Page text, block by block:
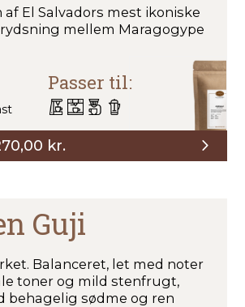
af El Salvadors mest ikoniske
mellem Maragogype
Passer til:
kr.Prisinterval:
40,00 kr.
270,00 kr.
Guji
Balanceret, let med noter
toner og mild stenfrugt,
behagelig sødme og ren